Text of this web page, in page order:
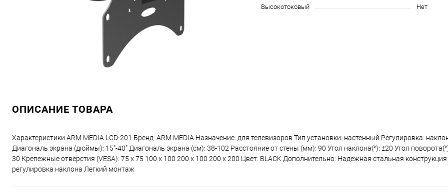
Высокотоковый
Нет
ОПИСАНИЕ ТОВАРА
Характеристики ARM MEDIA LCD-201 Бренд: ARM MEDIA Назначение: для телевизоров Тип установки: настенный Регулировка:
Диагональ экрана (дюймы): 15"-40" Диагональ экрана (см): 38-102 Расстояние от стены (мм): 90 Угол наклона(°): ±20 Угол
30 Крепежные отверстия (VESA): 75 x 75 100 x 100 200 x 100 200 x 200 Цвет: BLACK Дополнительно: Надежная стальная
регулировка наклона Легкий монтаж